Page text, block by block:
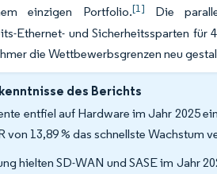
einzigen Portfolio.[1] Die
Ethernet- und Sicherheitssparten
die Wettbewerbsgrenzen neu
des Berichts
entfiel auf Hardware im Jahr 2025
von 13,89 % das schnellste Wachstum
hielten SD-WAN und SASE im Jahr